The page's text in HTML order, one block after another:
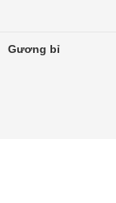
Gương bỉ